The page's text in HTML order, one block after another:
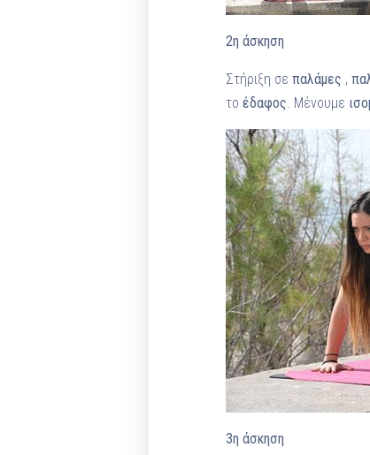
2η άσκηση
Στήριξη σε παλάμες ,
το έδαφος . Μένουμε
3η άσκηση